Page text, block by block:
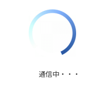
通信中・・・